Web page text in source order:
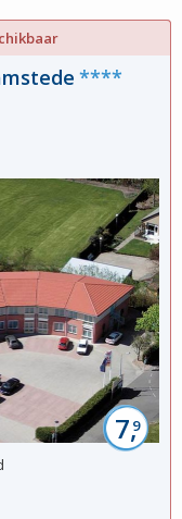
7,9
****